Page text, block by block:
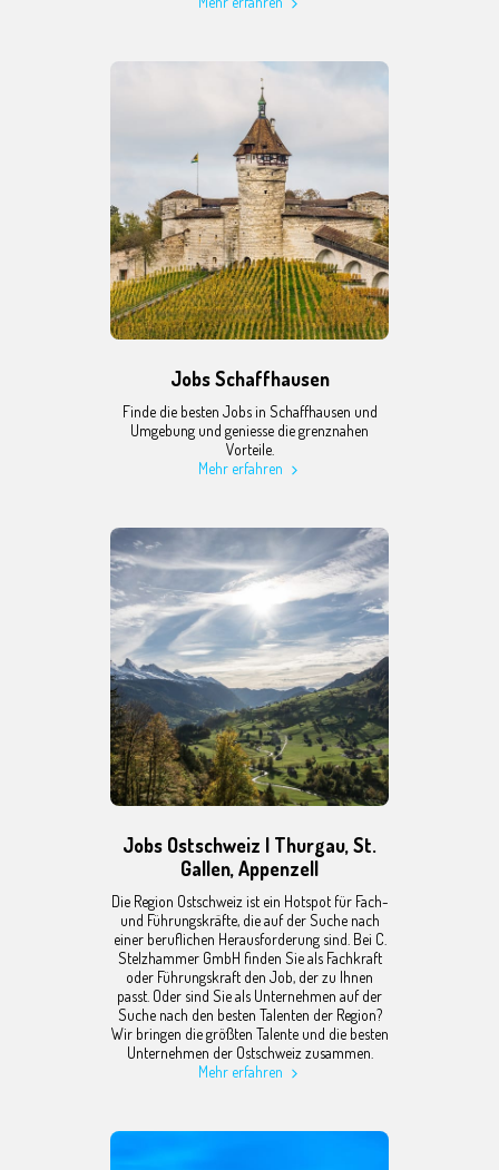
Jobs Schaffhausen
Finde die besten Jobs in Schaffhausen und
Umgebung und geniesse die grenznahen
Vorteile.
Mehr erfahren
Jobs Ostschweiz | Thurgau, St.
Gallen, Appenzell
Die Region Ostschweiz ist ein Hotspot für Fach-
und Führungskräfte, die auf der Suche nach
einer beruflichen Herausforderung sind. Bei C.
Stelzhammer GmbH finden Sie als Fachkraft
oder Führungskraft den Job, der zu Ihnen
passt. Oder sind Sie als Unternehmen auf der
Suche nach den besten Talenten der Region?
Wir bringen die größten Talente und die besten
Unternehmen der Ostschweiz zusammen.
Mehr erfahren